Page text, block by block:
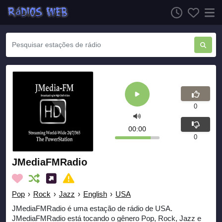
JMediaFMRadio
Pop › Rock › Jazz › English › USA
JMediaFMRadio é uma estação de rádio de USA.
JMediaFMRadio está tocando o gênero Pop, Rock, Jazz e
00:00
0
0